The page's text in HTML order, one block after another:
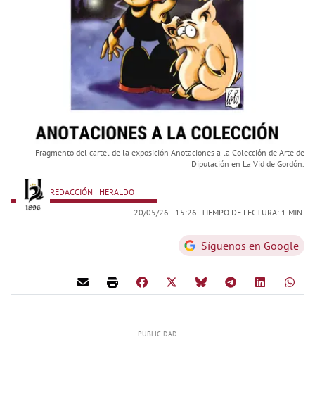
Fragmento del cartel de la exposición Anotaciones a la Colección de Arte de
Diputación en La Vid de Gordón.
REDACCIÓN | HERALDO
20/05/26 | 15:26| TIEMPO DE LECTURA: 1 MIN.
Síguenos en Google